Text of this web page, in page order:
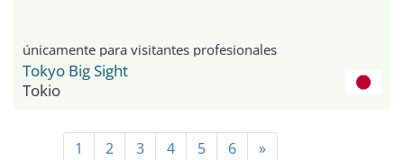
únicamente para visitantes profesionales
Tokyo Big Sight
Tokio
1 2 3 4 5 6 »